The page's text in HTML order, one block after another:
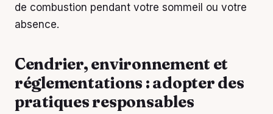
de combustion pendant votre sommeil ou votre
absence.
Cendrier, environnement et
réglementations : adopter des
pratiques responsables